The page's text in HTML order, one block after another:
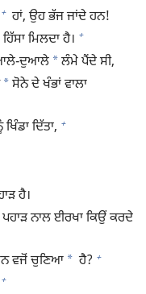
+ ਹਾਂ, ਉਹ ਭੱਜ ਜਾਂਦੇ ਹਨ!
ਮਿਲਦਾ ਹੈ। +
ਆਲੇ-ਦੁਆਲੇ *ਲੰਮੇ ਪੈਂਦੇ ਸੀ,
*ਸੋਨੇ ਦੇ ਖੰਭਾਂ ਵਾਲਾ
ਦਿੱਤਾ, +
ਹੈ।
ਨਾਲ ਈਰਖਾ ਕਿਉਂ ਕਰਦੇ
ਵਜੋਂ ਚੁਣਿਆ * ਹੈ? +
+